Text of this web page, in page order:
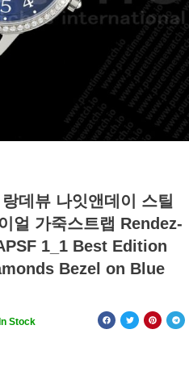
데뷰 나잇앤데이 스틸
얼 가죽스트랩 Rendez-
1_1 Best Edition
Bezel on Blue
Stock